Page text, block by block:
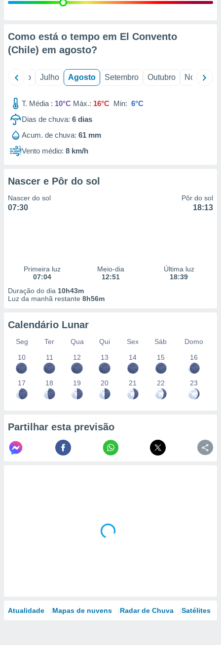
através
estudos
1199
Como está o tempo em El Convento
(Chile) em agosto?
Junho Julho Agosto Setembro Outubro Novembro
T. Média : 10°C Máx.: 16°C Min: 6°C
Dias de chuva: 6 dias
Acum. de chuva: 61 mm
Vento médio: 8 km/h
Nascer e Pôr do sol
Nascer do sol
07:30
Pôr do sol
18:13
Primeira luz
07:04
Meio-dia
12:51
Última luz
18:39
Duração do dia 10h43m
Luz da manhã restante 8h56m
Calendário Lunar
Seg Ter Qua Qui Sex Sáb
Domo
10
11 12 13 14 15 16
17 18 19 20 21 22 23
Partilhar esta previsão
Atualidade Mapas de nuvens Radar de Chuva Satélites